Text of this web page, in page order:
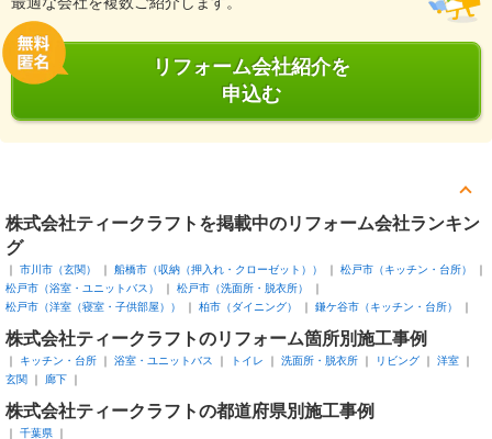
リフォーム会社紹介を
申込む
株式会社ティークラフトを掲載中のリフォーム会社ランキン
グ
市川市（玄関） 船橋市（収納（押入れ・クローゼット））
松戸市（キッチン・台所）
松戸市（浴室・ユニットバス）
松戸市（洗面所・脱衣所）
松戸市（洋室（寝室・子供部屋））
柏市（ダイニング） 鎌ケ谷市（キッチン・台所）
株式会社ティークラフトのリフォーム箇所別施工事例
キッチン・台所 浴室・ユニットバス トイレ 洗面所・脱衣所 リビング
洋室
玄関
廊下
株式会社ティークラフトの都道府県別施工事例
千葉県